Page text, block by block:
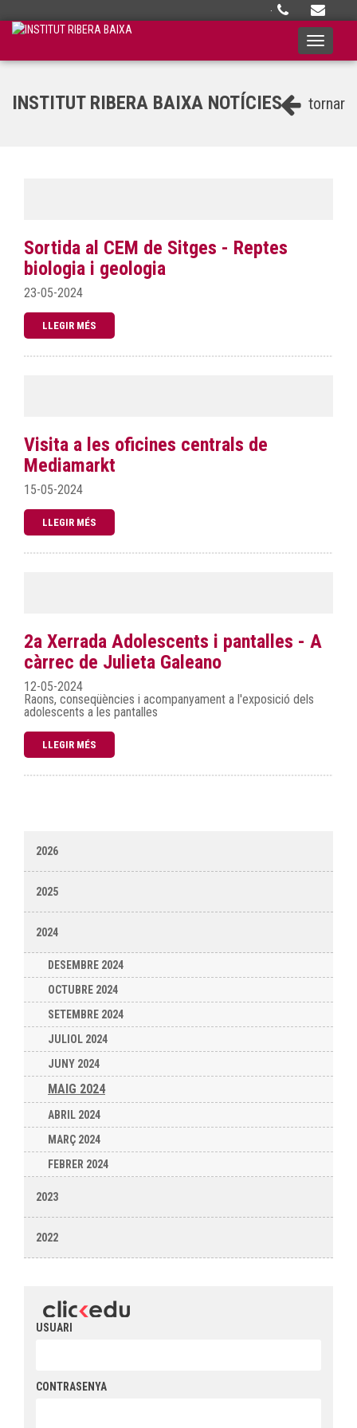
·
Toggle
tornar
INSTITUT RIBERA BAIXA NOTÍCIES
Sortida al CEM de Sitges - Reptes
biologia i geologia
23-05-2024
LLEGIR MÉS
Visita a les oficines centrals de
Mediamarkt
15-05-2024
LLEGIR MÉS
2a Xerrada Adolescents i pantalles - A
càrrec de Julieta Galeano
12-05-2024
Raons, conseqüències i acompanyament a l'exposició dels
adolescents a les pantalles
LLEGIR MÉS
2026
2025
2024
DESEMBRE 2024
OCTUBRE 2024
SETEMBRE 2024
JULIOL 2024
JUNY 2024
MAIG 2024
ABRIL 2024
MARÇ 2024
FEBRER 2024
2023
2022
USUARI
CONTRASENYA